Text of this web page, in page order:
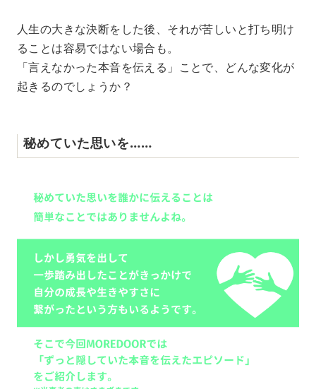
u
e
人生の大きな決断をした後、それが苦しいと打ち明け
ることは容易ではない場合も。
「言えなかった本音を伝える」ことで、どんな変化が
起きるのでしょうか？
秘めていた思いを……